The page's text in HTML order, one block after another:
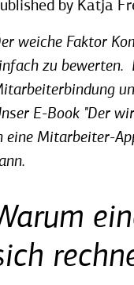
by Katja
weiche Faktor
zu bewerten.
E-Book "Der
eine Mitarbeiter-